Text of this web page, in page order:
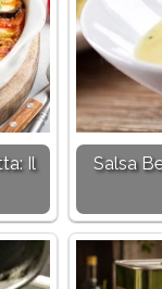
Il
Salsa